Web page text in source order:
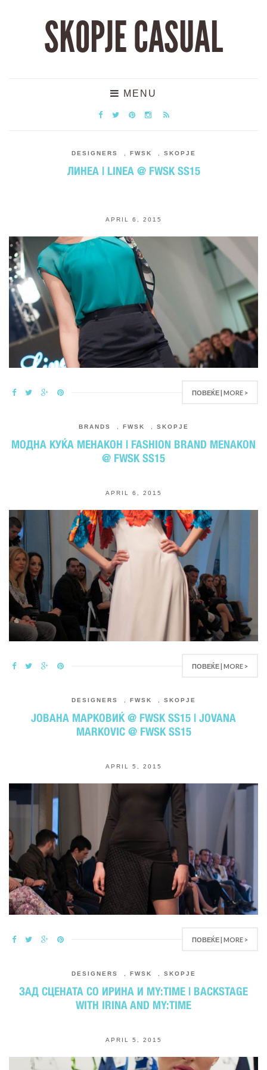
SKOPJE CASUAL
MENU
DESIGNERS FWSK SKOPJE
ЛИНЕА | LINEA @ FWSK SS15
APRIL 6, 2015
ПОВЕЌЕ | MORE >
BRANDS FWSK SKOPJE
МОДНА КУЌА МЕНАКОН | FASHION BRAND MENAKON
@ FWSK SS15
APRIL 6, 2015
ПОВЕЌЕ | MORE >
DESIGNERS FWSK SKOPJE
ЈОВАНА МАРКОВИЌ @ FWSK SS15 | JOVANA
MARKOVIC @ FWSK SS15
APRIL 5, 2015
ПОВЕЌЕ | MORE >
DESIGNERS FWSK SKOPJE
ЗАД СЦЕНАТА СО ИРИНА И MY:TIME | BACKSTAGE
WITH IRINA AND MY:TIME
APRIL 5, 2015